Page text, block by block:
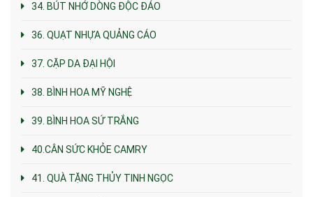
34. BÚT NHỚ DÒNG ĐỘC ĐÁO
36. QUẠT NHỰA QUẢNG CÁO
37. CẶP DA ĐẠI HỘI
38. BÌNH HOA MỸ NGHỆ
39. BÌNH HOA SỨ TRẮNG
40.CÂN SỨC KHỎE CAMRY
41. QUÀ TẶNG THỦY TINH NGỌC